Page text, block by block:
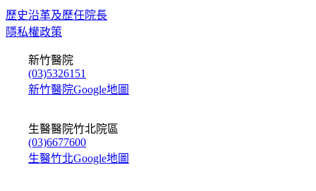
歷史沿革及歷任院長
隱私權政策
新竹醫院
(03)5326151
新竹醫院Google地圖
生醫醫院竹北院區
(03)6677600
生醫竹北Google地圖